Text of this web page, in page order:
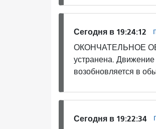
Сегодня в 19:24:12
ОКОНЧАТЕЛЬНОЕ
устранена. Движение
возобновляется в
Сегодня в 19:22:34